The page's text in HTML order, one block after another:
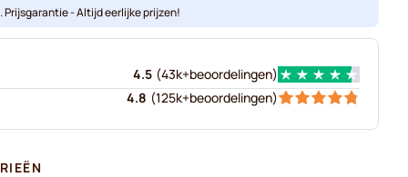
Prijsgarantie - Altijd eerlijke prijzen!
4.5 (43k+beoordelingen)
4.8 (125k+beoordelingen)